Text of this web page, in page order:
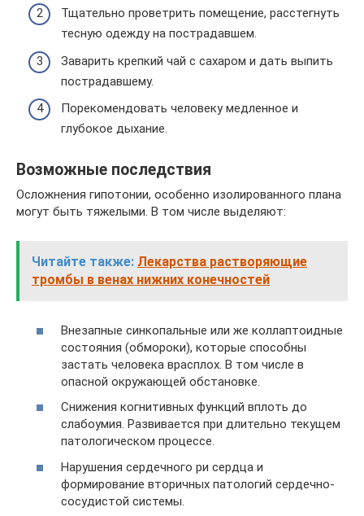
Тщательно проветрить помещение, расстегнуть
тесную одежду на пострадавшем.
Заварить крепкий чай с сахаром и дать выпить
пострадавшему.
Порекомендовать человеку медленное и
глубокое дыхание.
Возможные последствия
Осложнения гипотонии, особенно изолированного плана
могут быть тяжелыми. В том числе выделяют:
Читайте также: Лекарства растворяющие
тромбы в венах нижних конечностей
Внезапные синкопальные или же коллаптоидные
состояния (обмороки), которые способны
застать человека врасплох. В том числе в
опасной окружающей обстановке.
Снижения когнитивных функций вплоть до
слабоумия. Развивается при длительно текущем
патологическом процессе.
Нарушения сердечного ри сердца и
формирование вторичных патологий сердечно-
сосудистой системы.